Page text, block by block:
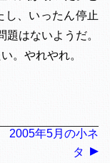
し、いったん停止
はないようだ。
。やれやれ。
2005年5月の小ネ
タ